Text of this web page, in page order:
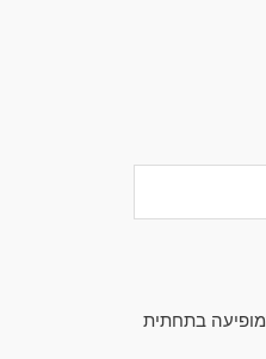
בתחתית